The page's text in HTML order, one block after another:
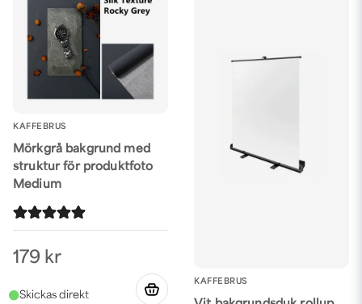
KAFFEBRUS
Mörkgrå bakgrund med
struktur för produktfoto
Medium
179 kr
KAFFEBRUS